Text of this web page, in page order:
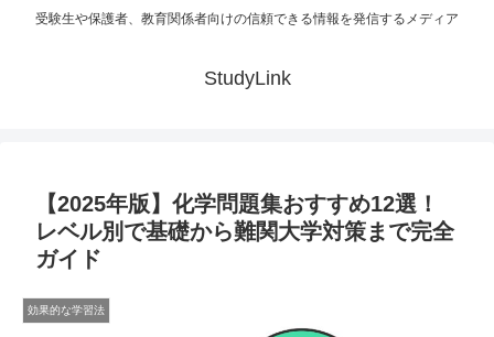
受験生や保護者、教育関係者向けの信頼できる情報を発信するメディア
StudyLink
【2025年版】化学問題集おすすめ12選！
レベル別で基礎から難関大学対策まで完全
ガイド
効果的な学習法